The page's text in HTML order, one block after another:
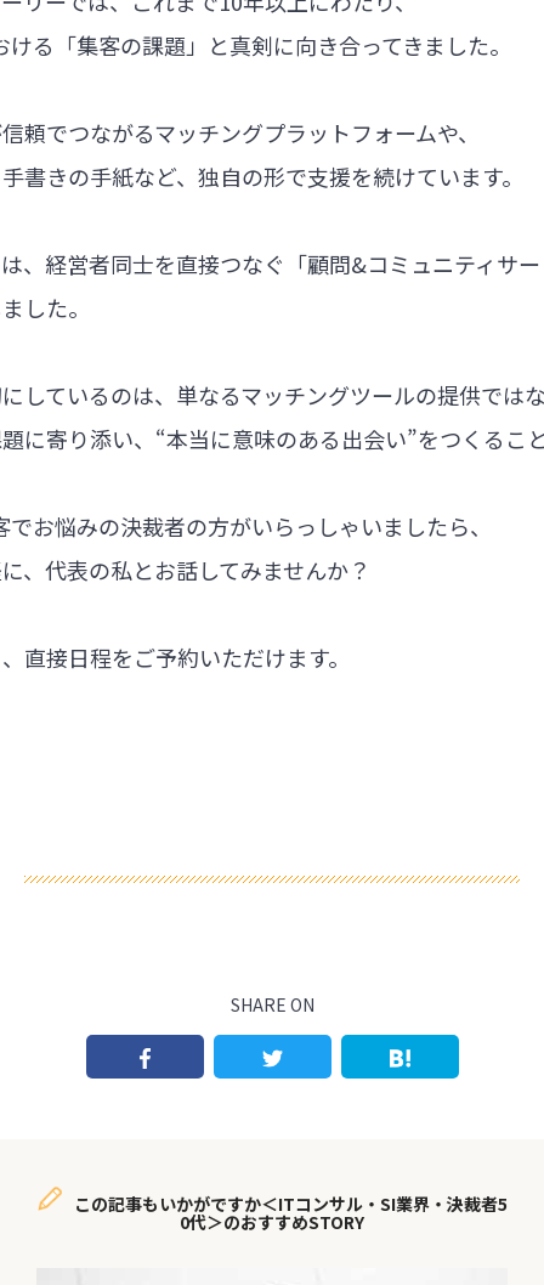
る「集客の課題」と真剣に向き合ってきました。
頼でつながるマッチングプラットフォームや、
書きの手紙など、独自の形で支援を続けています。
、経営者同士を直接つなぐ「顧問&コミュニティサ
した。
しているのは、単なるマッチングツールの提供では
に寄り添い、“本当に意味のある出会い”をつくるこ
お悩みの決裁者の方がいらっしゃいましたら、
、代表の私とお話してみませんか？
直接日程をご予約いただけます。
SHARE ON
この記事もいかがですか＜ITコンサル・SI業界・決裁者5
0代＞のおすすめSTORY